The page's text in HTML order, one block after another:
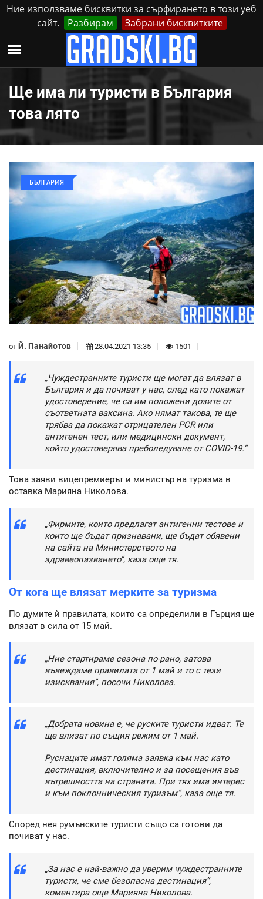
Ние използваме бисквитки за сърфирането в този уеб
сайт.
Разбирам Забрани бисквитките
Събота, 8 Август, 2026 Реклама Контакти
Ще има ли туристи в България
това лято
БЪЛГАРИЯ
от Й. Панайотов 28.04.2021 13:35 1501
„Чуждестранните туристи ще могат да влязат в
България и да почиват у нас, след като покажат
удостоверение, че са им положени дозите от
съответната ваксина. Ако нямат такова, те ще
трябва да покажат отрицателен PCR или
антигенен тест, или медицински документ,
който удостоверява преболедуване от COVID-19.”
Това заяви вицепремиерът и министър на туризма в
оставка Марияна Николова.
„Фирмите, които предлагат антигенни тестове и
които ще бъдат признавани, ще бъдат обявени
на сайта на Министерството на
здравеопазването”, каза още тя.
От кога ще влязат мерките за туризма
По думите ѝ правилата, които са определили в Гърция ще
влязат в сила от 15 май.
„Ние стартираме сезона по-рано, затова
въвеждаме правилата от 1 май и то с тези
изисквания”, посочи Николова.
„Добрата новина е, че руските туристи идват. Те
ще влизат по същия режим от 1 май.
Руснаците имат голяма заявка към нас като
дестинация, включително и за посещения във
вътрешността на страната. При тях има интерес
и към поклонническия туризъм”, каза още тя.
Според нея румънските туристи също са готови да
почиват у нас.
„За нас е най-важно да уверим чуждестранните
туристи, че сме безопасна дестинация”,
коментира още Марияна Николова.